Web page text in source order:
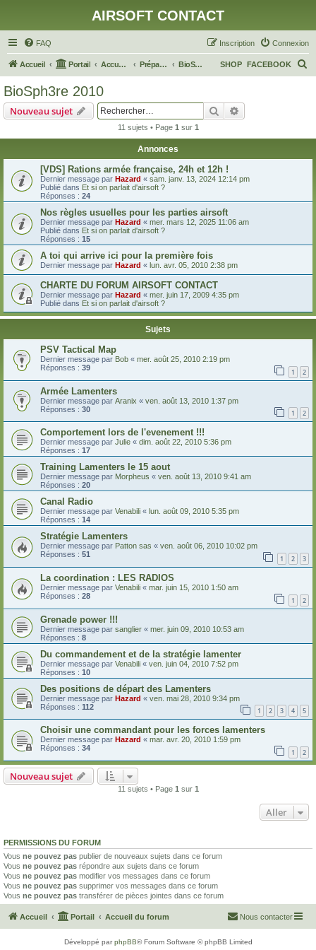
AIRSOFT CONTACT
FAQ Connexion
Inscription
Accueil Portail Accueil du forum Préparation d'OP BioSph3re 2010 FACEBOOK
SHOP
BioSph3re 2010
Nouveau sujet Rechercher
11 sujets • Page 1 sur 1
Annonces
[VDS] Rations armée française, 24h et 12h !
Dernier message par Hazard « sam. janv. 13, 2024 12:14 pm
Publié dans Et si on parlait d'airsoft ?
Réponses : 24
Nos règles usuelles pour les parties airsoft
Dernier message par Hazard « mer. mars 12, 2025 11:06 am
Publié dans Et si on parlait d'airsoft ?
Réponses : 15
A toi qui arrive ici pour la première fois
Dernier message par Hazard « lun. avr. 05, 2010 2:38 pm
CHARTE DU FORUM AIRSOFT CONTACT
Dernier message par Hazard « mer. juin 17, 2009 4:35 pm
Publié dans Et si on parlait d'airsoft ?
Sujets
PSV Tactical Map
Dernier message par Bob « mer. août 25, 2010 2:19 pm
Réponses : 39 1 2
Armée Lamenters
Dernier message par Aranix « ven. août 13, 2010 1:37 pm
Réponses : 30 1 2
Comportement lors de l'evenement !!!
Dernier message par Julie « dim. août 22, 2010 5:36 pm
Réponses : 17
Training Lamenters le 15 aout
Dernier message par Morpheus « ven. août 13, 2010 9:41 am
Réponses : 20
Canal Radio
Dernier message par Venabili « lun. août 09, 2010 5:35 pm
Réponses : 14
Stratégie Lamenters
Dernier message par Patton sas « ven. août 06, 2010 10:02 pm
Réponses : 51 1 2 3
La coordination : LES RADIOS
Dernier message par Venabili « mar. juin 15, 2010 1:50 am
Réponses : 28 1 2
Grenade power !!!
Dernier message par sanglier « mer. juin 09, 2010 10:53 am
Réponses : 8
Du commandement et de la stratégie lamenter
Dernier message par Venabili « ven. juin 04, 2010 7:52 pm
Réponses : 10
Des positions de départ des Lamenters
Dernier message par Hazard « ven. mai 28, 2010 9:34 pm
Réponses : 112 1 2 3 4 5
Choisir une commandant pour les forces lamenters
Dernier message par Hazard « mar. avr. 20, 2010 1:59 pm
Réponses : 34 1 2
Nouveau sujet
11 sujets • Page 1 sur 1
Aller
PERMISSIONS DU FORUM
Vous ne pouvez pas publier de nouveaux sujets dans ce forum
Vous ne pouvez pas répondre aux sujets dans ce forum
Vous ne pouvez pas modifier vos messages dans ce forum
Vous ne pouvez pas supprimer vos messages dans ce forum
Vous ne pouvez pas transférer de pièces jointes dans ce forum
Accueil Portail Accueil du forum Nous contacter
Développé parphpBB® Forum Software © phpBB Limited